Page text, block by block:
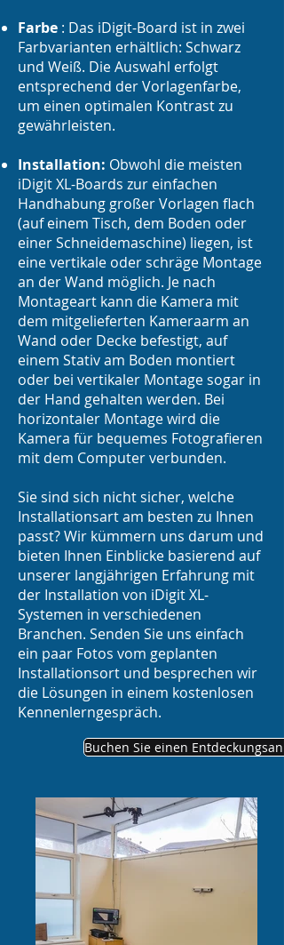
Farbe : Das iDigit-Board ist in zwei
Farbvarianten erhältlich: Schwarz
und Weiß. Die Auswahl erfolgt
entsprechend der Vorlagenfarbe,
um einen optimalen Kontrast zu
gewährleisten.
Installation: Obwohl die meisten
iDigit XL-Boards zur einfachen
Handhabung großer Vorlagen flach
(auf einem Tisch, dem Boden oder
einer Schneidemaschine) liegen, ist
eine vertikale oder schräge Montage
an der Wand möglich. Je nach
Montageart kann die Kamera mit
dem mitgelieferten Kameraarm an
Wand oder Decke befestigt, auf
einem Stativ am Boden montiert
oder bei vertikaler Montage sogar in
der Hand gehalten werden. Bei
horizontaler Montage wird die
Kamera für bequemes Fotografieren
mit dem Computer verbunden.
Sie sind sich nicht sicher, welche
Installationsart am besten zu Ihnen
passt? Wir kümmern uns darum und
bieten Ihnen Einblicke basierend auf
unserer langjährigen Erfahrung mit
der Installation von iDigit XL-
Systemen in verschiedenen
Branchen. Senden Sie uns einfach
ein paar Fotos vom geplanten
Installationsort und besprechen wir
die Lösungen in einem kostenlosen
Kennenlerngespräch.
Buchen Sie einen